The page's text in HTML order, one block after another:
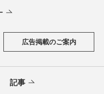
広告掲載のご案内
記事